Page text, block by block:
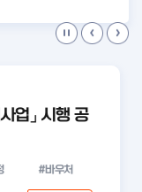
업」 시행 공
#바우처